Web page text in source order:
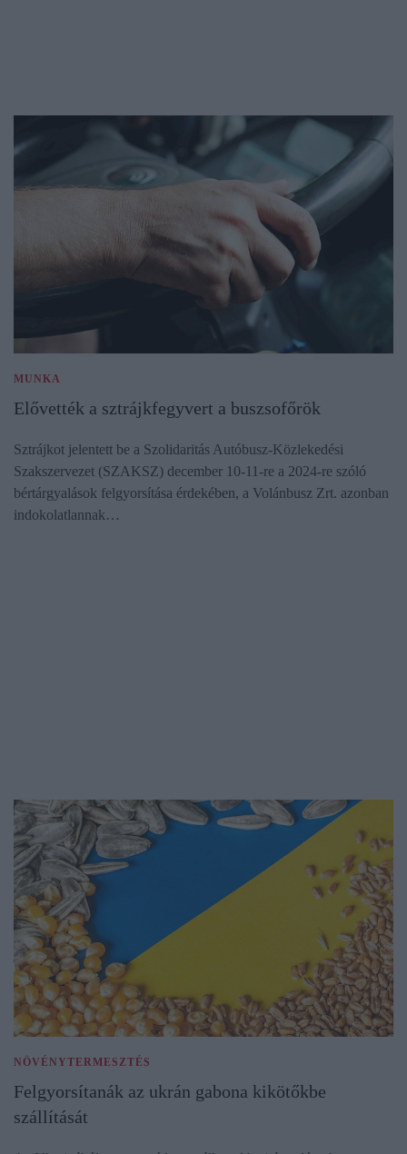
MUNKA
Elővették a sztrájkfegyvert a buszsofőrök
Sztrájkot jelentett be a Szolidaritás Autóbusz-Közlekedési
Szakszervezet (SZAKSZ) december 10-11-re a 2024-re szóló
bértárgyalások felgyorsítása érdekében, a Volánbusz Zrt. azonban
indokolatlannak…
NÖVÉNYTERMESZTÉS
Felgyorsítanák az ukrán gabona kikötőkbe
szállítását